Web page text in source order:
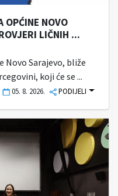
OPĆINE NOVO
LIČNIH ...
Novo Sarajevo, bliže
koji će se ...
05. 8. 2026. PODIJELI